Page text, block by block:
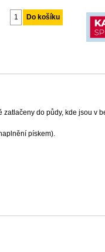
do půdy, kde jsou v
pískem).